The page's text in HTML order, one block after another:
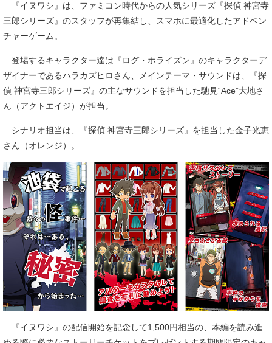
『イヌワシ』は、ファミコン時代からの人気シリーズ『探偵 神宮寺
三郎シリーズ』のスタッフが再集結し、スマホに最適化したアドベン
チャーゲーム。
登場するキャラクター達は『ログ・ホライズン』のキャラクターデ
ザイナーであるハラカズヒロさん、メインテーマ・サウンドは、『探
偵 神宮寺三郎シリーズ』の主なサウンドを担当した馳見“Ace”大地さ
ん（アクトエイジ）が担当。
シナリオ担当は、『探偵 神宮寺三郎シリーズ』を担当した金子光恵
さん（オレンジ）。
『イヌワシ』の配信開始を記念して1,500円相当の、本編を読み進